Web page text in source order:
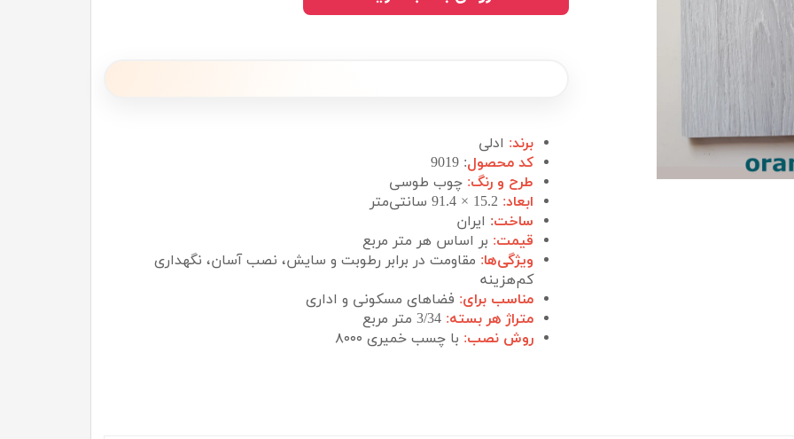
برند: ادلی
کد محصول: 9019
طرح و رنگ: چوب طوسی
ابعاد:
ساخت: ایران
قیمت: بر اساس هر متر مربع
ویژگی‌ها: مقاومت در برابر رطوبت و سایش، نصب آسان، نگهداری
کم‌هزینه
مناسب برای: فضاهای مسکونی و اداری
متراژ هر بسته:
روش نصب: با چسب خمیری ۸۰۰۰